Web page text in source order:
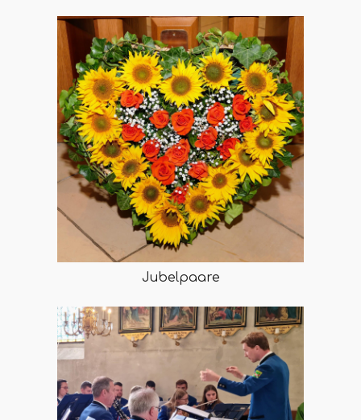
Jubelpaare